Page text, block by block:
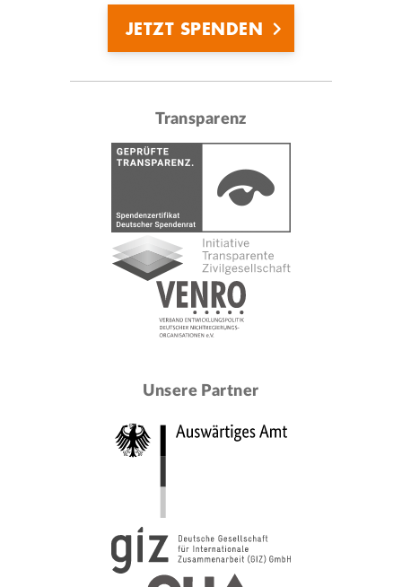
JETZT SPENDEN
Transparenz
Unsere Partner